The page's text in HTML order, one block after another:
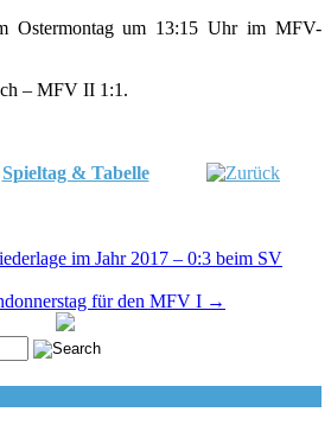
Ostermontag um 13:15 Uhr im MFV-
– MFV II 1:1.
Spieltag & Tabelle
im Jahr 2017 – 0:3 beim SV
für den MFV I →